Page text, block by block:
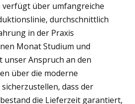
über umfangreiche
durchschnittlich
in der Praxis
Monat Studium und
unser Anspruch an den
über die moderne
dass der
die Lieferzeit garantiert,